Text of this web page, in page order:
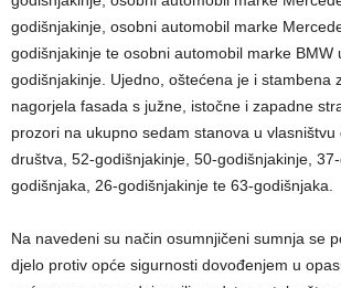
godišnjakinje, osobni automobil marke
godišnjakinje te osobni automobil marke BMW
godišnjakinje. Ujedno, oštećena je i stambena
nagorjela fasada s južne, istočne i zapadne
prozori na ukupno sedam stanova u vlasništvu
društva, 52-godišnjakinje, 50-godišnjakinje,
godišnjaka, 26-godišnjakinje te 63-godišnjaka.
Na navedeni su način osumnjičeni sumnja se
djelo protiv opće sigurnosti dovođenjem u